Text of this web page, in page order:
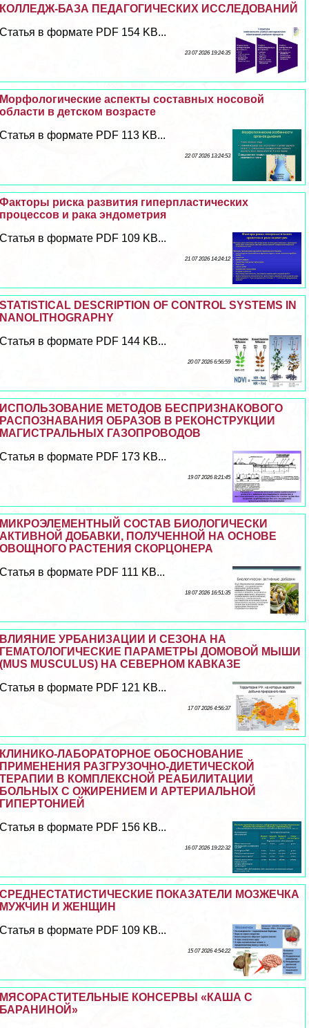
КОЛЛЕДЖ-БАЗА ПЕДАГОГИЧЕСКИХ ИССЛЕДОВАНИЙ
Статья в формате PDF 154 KB...
23 07 2026 19:24:35
Морфологические аспекты составных носовой
области в детском возрасте
Статья в формате PDF 113 KB...
22 07 2026 13:24:53
Факторы риска развития гиперпластических
процессов и paка эндометрия
Статья в формате PDF 109 KB...
21 07 2026 14:24:12
STATISTICAL DESCRIPTION OF CONTROL SYSTEMS IN
NANOLITHOGRAPHY
Статья в формате PDF 144 KB...
20 07 2026 6:56:59
ИСПОЛЬЗОВАНИЕ МЕТОДОВ БЕСПРИЗНАКОВОГО
РАСПОЗНАВАНИЯ ОБРАЗОВ В РЕКОНСТРУКЦИИ
МАГИСТРАЛЬНЫХ ГАЗОПРОВОДОВ
Статья в формате PDF 173 KB...
19 07 2026 8:21:45
МИКРОЭЛЕМЕНТНЫЙ СОСТАВ БИОЛОГИЧЕСКИ
АКТИВНОЙ ДОБАВКИ, ПОЛУЧЕННОЙ НА ОСНОВЕ
ОВОЩНОГО РАСТЕНИЯ СКОРЦОНЕРА
Статья в формате PDF 111 KB...
18 07 2026 16:51:35
ВЛИЯНИЕ УРБАНИЗАЦИИ И СЕЗОНА НА
ГЕМАТОЛОГИЧЕСКИЕ ПАРАМЕТРЫ ДОМОВОЙ МЫШИ
(MUS MUSCULUS) НА СЕВЕРНОМ КАВКАЗЕ
Статья в формате PDF 121 KB...
17 07 2026 4:56:37
КЛИНИКО-ЛАБОРАТОРНОЕ ОБОСНОВАНИЕ
ПРИМЕНЕНИЯ РАЗГРУЗОЧНО-ДИЕТИЧЕСКОЙ
ТЕРАПИИ В КОМПЛЕКСНОЙ РЕАБИЛИТАЦИИ
БОЛЬНЫХ С ОЖИРЕНИЕМ И АРТЕРИАЛЬНОЙ
ГИПЕРТОНИЕЙ
Статья в формате PDF 156 KB...
16 07 2026 19:22:32
СРЕДНЕСТАТИСТИЧЕСКИЕ ПОКАЗАТЕЛИ МОЗЖЕЧКА
МУЖЧИН И ЖЕНЩИН
Статья в формате PDF 109 KB...
15 07 2026 4:54:22
МЯСОРАСТИТЕЛЬНЫЕ КОНСЕРВЫ «КАША С
БАРАНИНОЙ»